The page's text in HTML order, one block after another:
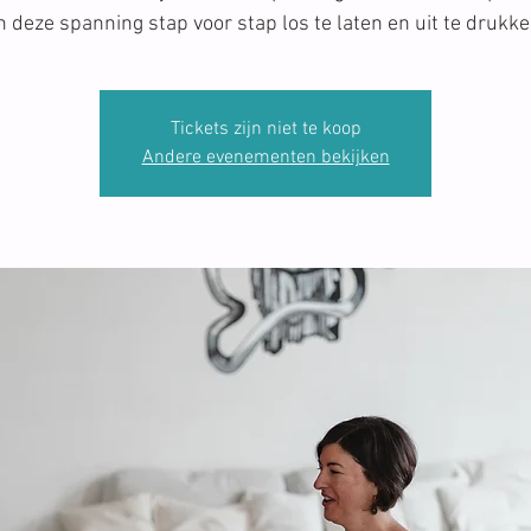
deze spanning stap voor stap los te laten en uit te
Tickets zijn niet te koop
Andere evenementen bekijken